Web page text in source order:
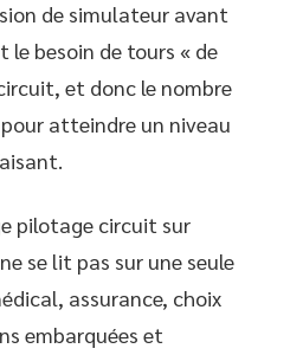
de simulateur avant
le besoin de tours « de
et donc le nombre
atteindre un niveau
pilotage circuit sur
se lit pas sur une seule
assurance, choix
embarquées et